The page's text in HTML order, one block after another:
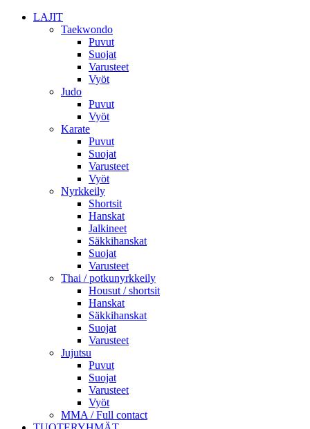
LAJIT
Taekwondo
Puvut
Suojat
Varusteet
Vyöt
Judo
Puvut
Vyöt
Karate
Puvut
Suojat
Varusteet
Vyöt
Nyrkkeily
Shortsit
Hanskat
Jalkineet
Säkkihanskat
Suojat
Varusteet
Thai / potkunyrkkeily
Housut / shortsit
Hanskat
Säkkihanskat
Suojat
Varusteet
Jujutsu
Puvut
Suojat
Varusteet
Vyöt
MMA / Full contact